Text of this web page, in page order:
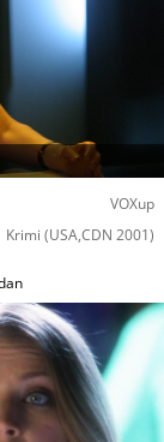
VOXup
Krimi (USA,CDN 2001)